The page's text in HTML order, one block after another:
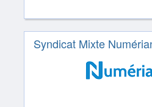
Syndicat Mixte